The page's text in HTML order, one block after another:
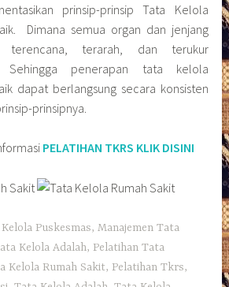
prinsip-prinsip Tata Kelola
Dimana semua organ dan jenjang
terencana, terarah, dan terukur
Sehingga penerapan tata kelola
dapat berlangsung secara konsisten
prinsipnya.
PELATIHAN TKRS KLIK DISINI
Puskesmas,Manajemen Tata
Kelola Adalah, Pelatihan Tata
Kelola Rumah Sakit, Pelatihan Tkrs,